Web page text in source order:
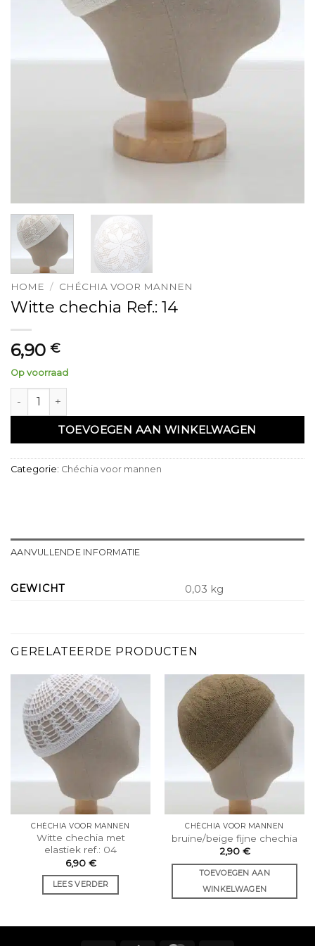
HOME / CHÉCHIA VOOR MANNEN
Witte chechia Ref.: 14
6,90 €
Op voorraad
Chéchia blanche Réf : 14 aantal
TOEVOEGEN AAN WINKELWAGEN
Categorie: Chéchia voor mannen
AANVULLENDE INFORMATIE
GEWICHT 0,03 kg
GERELATEERDE PRODUCTEN
CHÉCHIA VOOR MANNEN
Witte chechia met
elastiek ref.: 04
6,90 €
LEES VERDER
CHÉCHIA VOOR MANNEN
bruine/beige fijne chechia
2,90 €
TOEVOEGEN AAN
WINKELWAGEN